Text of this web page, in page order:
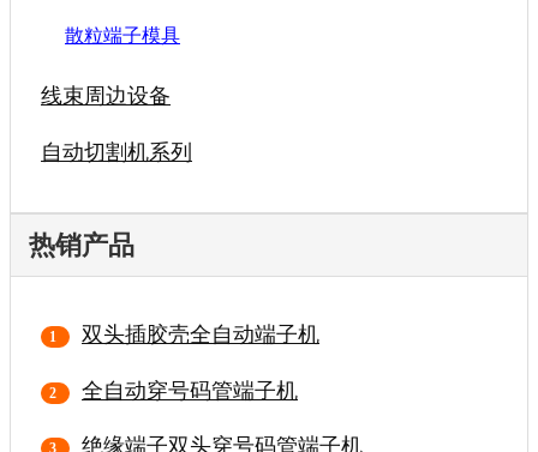
散粒端子模具
线束周边设备
自动切割机系列
热销产品
双头插胶壳全自动端子机
全自动穿号码管端子机
绝缘端子双头穿号码管端子机